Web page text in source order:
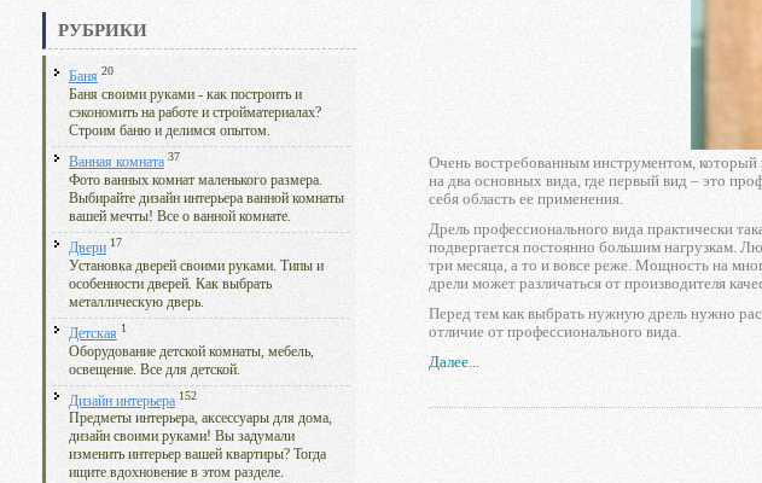
РУБРИКИ
Баня 20
Баня своими руками - как построить и
сэкономить на работе и стройматериалах?
Строим баню и делимся опытом.
Ванная комната 37
Фото ванных комнат маленького размера.
Выбирайте дизайн интерьера ванной комнаты
вашей мечты! Все о ванной комнате.
Двери 17
Установка дверей своими руками. Типы и
особенности дверей. Как выбрать
металлическую дверь.
Детская 1
Оборудование детской комнаты, мебель,
освещение. Все для детской.
Дизайн интерьера 152
Предметы интерьера, аксессуары для дома,
дизайн своими руками! Вы задумали
изменить интерьер вашей квартиры? Тогда
ищите вдохновение в этом разделе.
Очень востребованным инструментом, который
на два основных вида, где первый вид – это
себя область ее применения.
Дрель профессионального вида практически
подвергается постоянно большим нагрузкам.
три месяца, а то и вовсе реже. Мощность на
дрели может различаться от производителя
Перед тем как выбрать нужную дрель нужно
отличие от профессионального вида.
Далее...